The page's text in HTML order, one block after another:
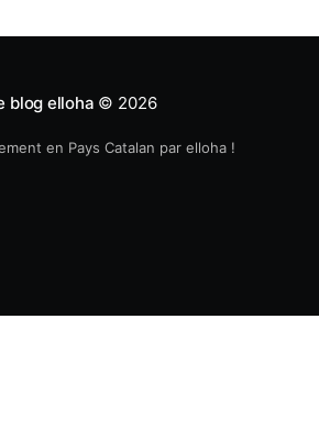
semaines du
blog elloha © 2026
en Pays Catalan par elloha !